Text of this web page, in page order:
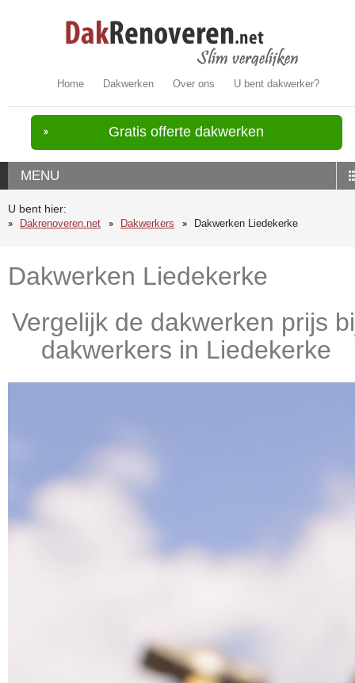
Home Dakwerken Over ons U bent dakwerker?
Gratis offerte dakwerken
MENU
U bent hier:
Dakrenoveren.net
Dakwerkers Dakwerken Liedekerke
Dakwerken Liedekerke
Vergelijk de dakwerken prijs
dakwerkers in Liedekerke